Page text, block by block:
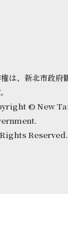
は、新北市政府
© New
Reserved.